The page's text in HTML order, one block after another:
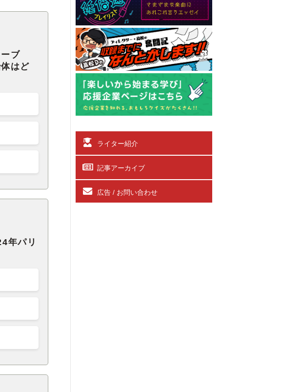
ブ
はど
年パリ
ライター紹介
記事アーカイブ
広告 / お問い合わせ